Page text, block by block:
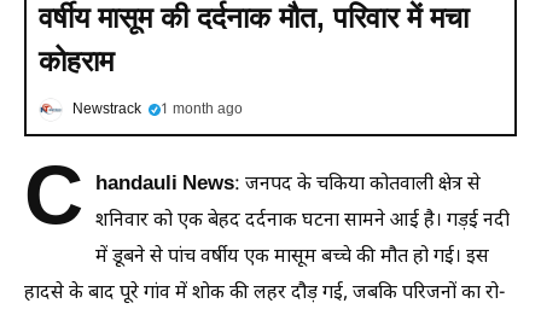
वर्षीय मासूम की दर्दनाक मौत, परिवार में मचा
कोहराम
Newstrack 1 month ago
C handauli News: जनपद के चकिया कोतवाली क्षेत्र से
शनिवार को एक बेहद दर्दनाक घटना सामने आई है। गड़ई नदी
में डूबने से पांच वर्षीय एक मासूम बच्चे की मौत हो गई। इस
हादसे के बाद पूरे गांव में शोक की लहर दौड़ गई, जबकि परिजनों का रो-